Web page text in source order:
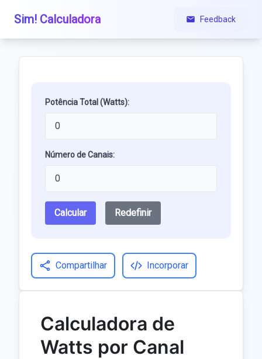
Sim! Calculadora Feedback
Potência Total (Watts):
Número de Canais:
Calcular Redefinir
Compartilhar Incorporar
Calculadora de
Watts por Canal